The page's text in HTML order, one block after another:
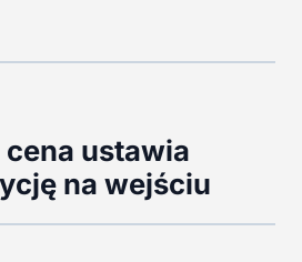
cena ustawia
na wejściu